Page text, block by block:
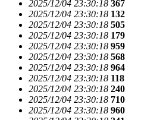
2025/12/04 23:30:18 367
2025/12/04 23:30:18 132
2025/12/04 23:30:18 505
2025/12/04 23:30:18 179
2025/12/04 23:30:18 959
2025/12/04 23:30:18 568
2025/12/04 23:30:18 964
2025/12/04 23:30:18 118
2025/12/04 23:30:18 240
2025/12/04 23:30:18 710
2025/12/04 23:30:18 960